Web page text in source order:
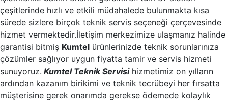
çeşitlerinde hızlı ve etkili müdahalede bulunmakta kısa
sürede sizlere birçok teknik servis seçeneği çerçevesinde
hizmet vermektedir.İletişim merkezimize ulaşmanız halinde
garantisi bitmiş Kumtel ürünlerinizde teknik sorunlarınıza
çözümler sağlıyor uygun fiyatta tamir ve servis hizmeti
sunuyoruz. Kumtel Teknik Servisihizmetimiz on yılların
ardından kazanım birikimi ve teknik tecrübeyi her fırsatta
müşterisine gerek onarımda gerekse ödemede kolaylık